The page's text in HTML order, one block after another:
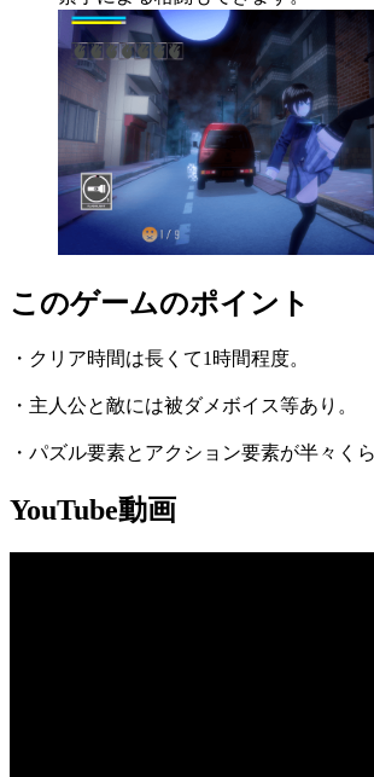
このゲームのポイント
・クリア時間は長くて1時間程度。
・主人公と敵には被ダメボイス等あり。
・パズル要素とアクション要素が半々くら
YouTube動画